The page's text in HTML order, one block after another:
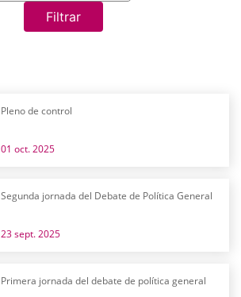
Filtrar
Pleno de control
01 oct. 2025
Segunda jornada del Debate de Política General
23 sept. 2025
Primera jornada del debate de política general